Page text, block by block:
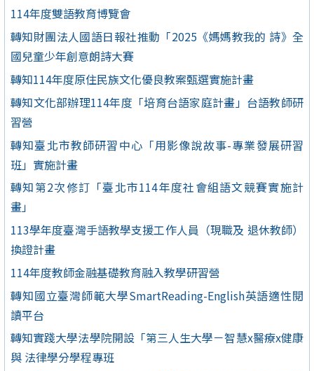
114年度雙語教育博覽會
轉知財團法人國語日報社推動「2025《媽媽教我的 詩》全
國兒童少年創意朗詩大賽
轉知114年度原住民族文化優良教案甄選實施計畫
轉知文化部辦理114年度「培育台語家庭計畫」台語教師研
習營
轉知臺北市教師研習中心「用影像說故事-專業發展研習
班」實施計畫
轉知第2次修訂「臺北市114年度社會組語文競賽實施計
畫」
113學年度臺灣手語教學支援工作人員（現職及 退休教師）
換證計畫
114年度教師金融基礎教育融入教學研習營
轉知國立臺灣師範大學SmartReading-English英語適性閱
讀平台
轉知實踐大學法學院開設「第三人生大學－智慧x醫療x健康
與 法律學分學程專班